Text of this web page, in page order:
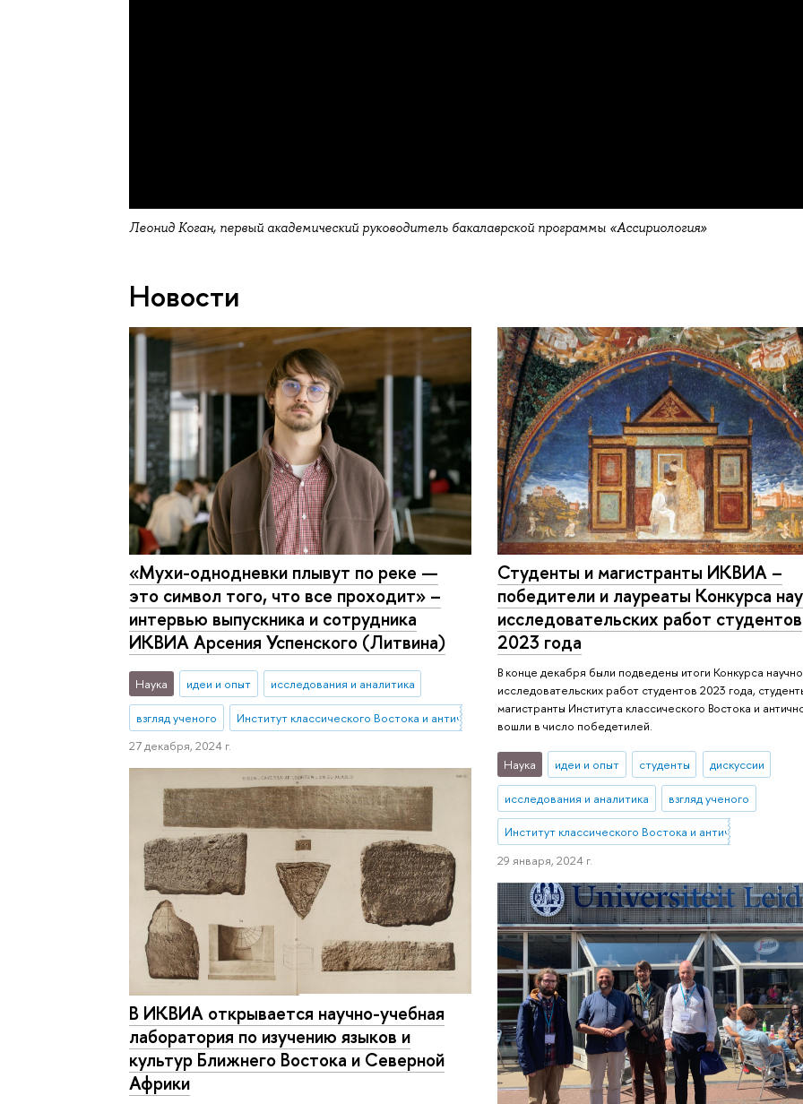
Леонид Коган, первый академический руководитель бакалаврской программы «Ассириология»
Новости
«Мухи-однодневки плывут по реке —
это символ того, что все проходит» –
интервью выпускника и сотрудника
ИКВИА Арсения Успенского (Литвина)
Наука идеи и опыт исследования и аналитика
взгляд ученого
Институт классического Востока и античности
27 декабря, 2024 г.
Студенты и магистранты ИКВИА –
победители и лауреаты Конкурса
исследовательских работ студентов
2023 года
В конце декабря были подведены итоги Конкурса
исследовательских работ студентов 2023 года,
магистранты Института классического Востока и
вошли в число победетилей.
Наука идеи и опыт студенты дискуссии
исследования и аналитика взгляд ученого
Институт классического Востока и античности
29 января, 2024 г.
В ИКВИА открывается научно-учебная
лаборатория по изучению языков и
культур Ближнего Востока и Северной
Африки